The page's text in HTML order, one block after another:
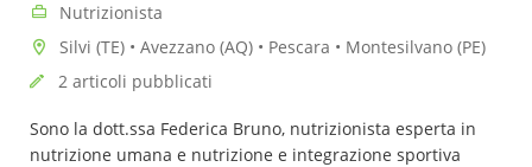
Nutrizionista
Silvi (TE) • Avezzano (AQ) • Pescara • Montesilvano (PE)
2 articoli pubblicati
Sono la dott.ssa Federica Bruno, nutrizionista esperta in
nutrizione umana e nutrizione e integrazione sportiva